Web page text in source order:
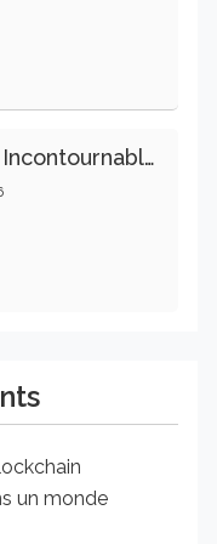
Les Clés Incontournables Pour Réussir Vos Transactions Immobilières
un monde